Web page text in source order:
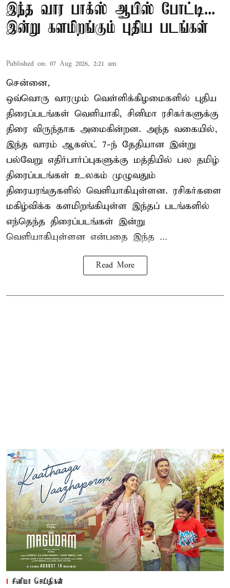
இந்த வார பாக்ஸ் ஆபிஸ் போட்டி...
இன்று களமிறங்கும் புதிய படங்கள்
Published on: 07 Aug 2026, 2:21 am
சென்னை,
ஒவ்வொரு வாரமும் வெள்ளிக்கிழமைகளில் புதிய
திரைப்படங்கள் வெளியாகி, சினிமா ரசிகர்களுக்கு
திரை விருந்தாக அமைகின்றன. அந்த வகையில்,
இந்த வாரம் ஆகஸ்ட் 7-ந் தேதியான இன்று
பல்வேறு எதிர்பார்ப்புகளுக்கு மத்தியில் பல தமிழ்
திரைப்படங்கள் உலகம் முழுவதும்
திரையரங்குகளில் வெளியாகியுள்ளன. ரசிகர்களை
மகிழ்விக்க களமிறங்கியுள்ள இந்தப் படங்களில்
எந்தெந்த திரைப்படங்கள் இன்று
வெளியாகியுள்ளன என்பதை இந்த ...
Read More
சினிமா செய்திகள்